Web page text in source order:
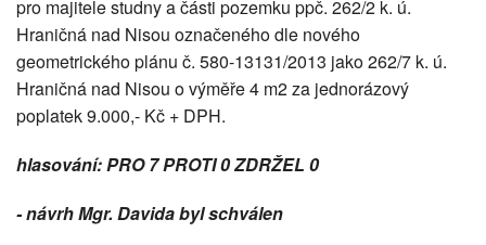
pro majitele studny a části pozemku ppč. 262/2 k. ú.
Hraničná nad Nisou označeného dle nového
geometrického plánu č. 580-13131/2013 jako 262/7 k. ú.
Hraničná nad Nisou o výměře 4 m2 za jednorázový
poplatek 9.000,- Kč + DPH.
hlasování: PRO 7 PROTI 0 ZDRŽEL 0
-návrh Mgr. Davida byl schválen